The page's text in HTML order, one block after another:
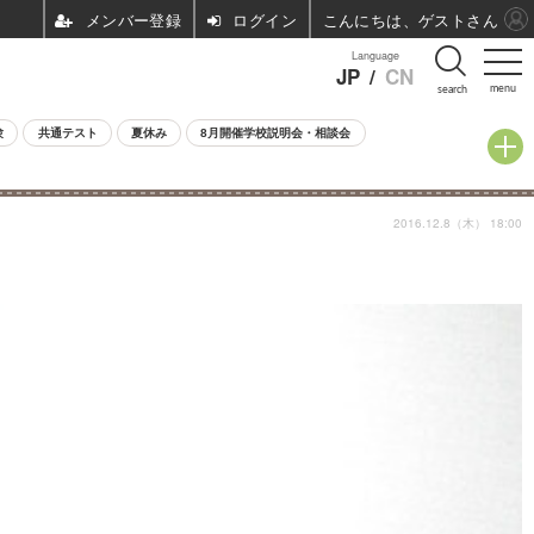
menu
Language
JP / CN search
共通テスト 夏休み 8月開催学校説明会・相談会
2016.12.8（木） 18:00
ログイン こんにちは、ゲストさん